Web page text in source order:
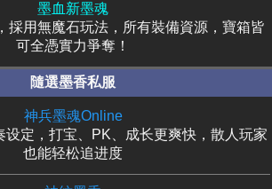
墨血新墨魂
採用無魔石玩法，所有裝備資源，寶箱皆
可全憑實力爭奪！
隨選墨香私服
神兵墨魂Online
设定，打宝、PK、成长更爽快，散人玩家
也能轻松追进度